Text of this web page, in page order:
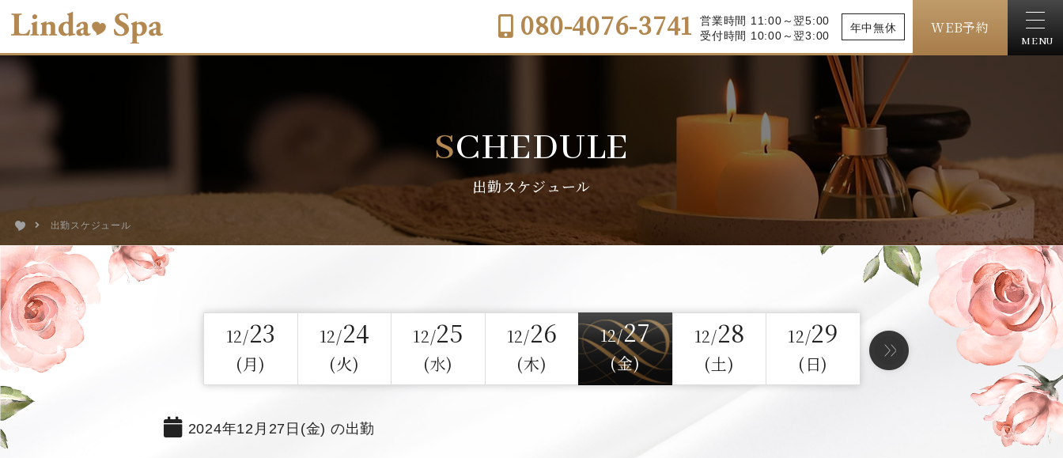
080-4076-3741
営業時間 11:00～翌5:00
受付時間 10:00～翌3:00
年中無休 WEB予約
SCHEDULE
出勤スケジュール
出勤スケジュール
12/23
(月)
12/24
(火)
12/25
(水)
12/26
(木)
12/27
(金)
12/28
(土)
12/29
(日)
2024年12月27日(金) の出勤
MENU